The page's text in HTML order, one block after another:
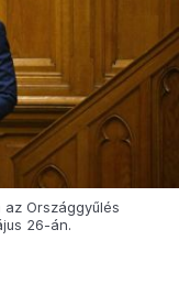
Országgyűlés
26-án.